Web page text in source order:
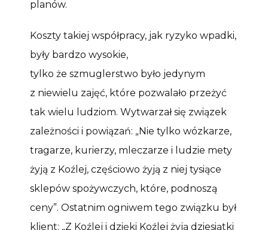
planów.
Koszty takiej współpracy, jak ryzyko wpadki,
były bardzo wysokie,
tylko że szmuglerstwo było jedynym
z niewielu zajęć, które pozwalało przeżyć
tak wielu ludziom. Wytwarzał się związek
zależności i powiązań: „Nie tylko wózkarze,
tragarze, kurierzy, mleczarze i ludzie mety
żyją z Koźlej, częściowo żyją z niej tysiące
sklepów spożywczych, które, podnoszą
ceny”. Ostatnim ogniwem tego związku był
klient: „Z Koźlej i dzięki Koźlej żyją dziesiątki